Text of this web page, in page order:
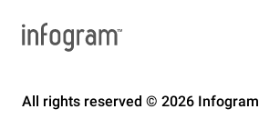
All rights reserved © 2026 Infogram